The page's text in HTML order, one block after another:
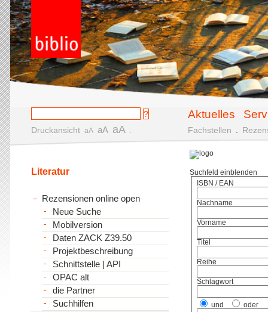
Aktuelles
Druckansicht aA aA aA Fachstellen
Suchfeld einblenden
ISBN / EAN
Nachname
Vorname
Titel
Reihe
Schlagwort
und oder
Literatur
Rezensionen online open
Neue Suche
Mobilversion
Daten ZACK Z39.50
Projektbeschreibung
Schnittstelle | API
OPAC alt
die Partner
Suchhilfen